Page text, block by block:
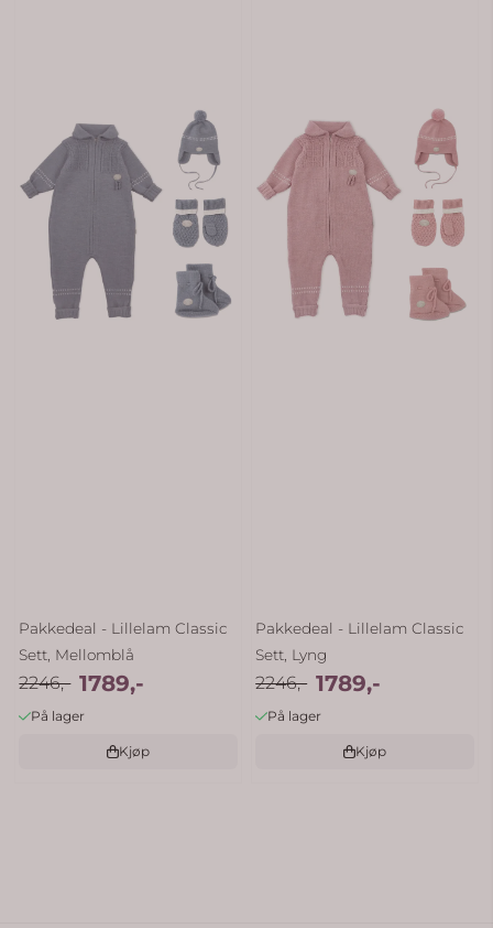
Pakkedeal - Lillelam Classic
Sett, Mellomblå
2246,- 1789,-
På lager
Kjøp
Pakkedeal - Lillelam Classic
Sett, Lyng
2246,- 1789,-
På lager
Kjøp